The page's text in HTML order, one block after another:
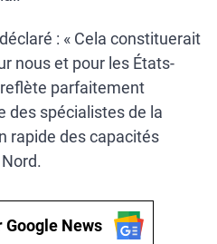
: « Cela constituerait
nous et pour les États-
parfaitement
des spécialistes de la
rapide des capacités
News